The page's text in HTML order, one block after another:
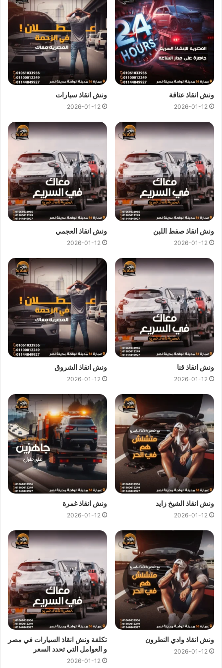
ونش انقاذلـنقل القوارب وسيارات الجولف.
ونش انقاذلـنقل الكرافانات
كل هذا باقل سعر كما نقدم عروض وخصومات تصل الي خصم 50%
علي جميع خدماتانقاذ السيارات
ونش انقاذ المصرية
ونش انقاذ علي الطريق الدائري
لسحب و انقاذ سيارتك ونقلك الي اقرب مركز صيانة او توكيل
انقاذ علي الطريق الدائرياتصل بنا عليرقم ونش انقاذ الطريق
الدائري
01144849927 او01017439322او01094833093
ليصلكونش انقاذ سياراتسريع و مجهز بأحدث المعدات واحدث
وسائل الامان والراحة.
ونش انقاذ سيارات بالطريق الدائري
من اهم اسباب نجاحونش المصرية لانقاذ السياراتهى خبرتنا
الكبيرة فيانقاذ السيارات نقل السياراتفنحن نمتلك اسطول
كبير من اوناش انقاذ السيارات لكي نستطيع تقديم خدمات انقاذ
السيارات بجودة عالية و اقل سعر لكي نصبحافضل ونش انقاذ علي
الطريق الدائريوارخص ونش انقاذ علي الطريق الدائريو جميع
اسعارونش انقاذ المصريةتعتبر رمزية لاننا نمتلك دائماونش انقاذ
علي الطريق الدائريدائما و اوناشنا قريبة منك و نقدم خدماتنا باعلي
جودة و اقل سعر و كما نوفر حدث التقنيات دائما لمتابعة جميع
سياراتنا عند طريق GPS لنجعلك دائما في امان تام علي الطريق.
ونش انقاذ الطريق الدائري ونش المصرية لانقاذ السيارات
وفرنا عليك عناء البحث عن
ونش انقاذ علي الطريق الدائري
نوفر لك خدماتانقاذ السيارات علي الطريق الدائريمن خلال
اوناش انقاذ سيارات حديثة و مجهزة و مراقبة بـ GPS
لتساعدك في
نقل سياراتالي اقرب توكيل او اي وجهة اخري تريد نقل السيارة
اليها.
ونش انقاذ عتاقة
2026-01-12
ونش انقاذ سيارات
2026-01-12
ونش انقاذ صفط اللبن
2026-01-12
ونش انقاذ العجمي
2026-01-12
ونش انقاذ قنا
2026-01-12
ونش انقاذ الشروق
2026-01-12
ونش انقاذ الشيخ زايد
2026-01-12
ونش انقاذ غمرة
2026-01-12
ونش انقاذ وادي النطرون
2026-01-12
تكلفة ونش انقاذ السيارات في مصر
و العوامل التي تحدد السعر
2026-01-12